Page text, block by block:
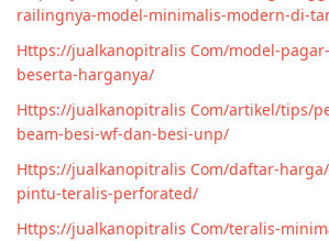
railingnya-model-minimalis-modern-di-
Https://jualkanopitralis Com/model-
beserta-harganya/
Https://jualkanopitralis Com/artikel/tips/
beam-besi-wf-dan-besi-unp/
Https://jualkanopitralis Com/daftar-
pintu-teralis-perforated/
Https://jualkanopitralis Com/teralis-